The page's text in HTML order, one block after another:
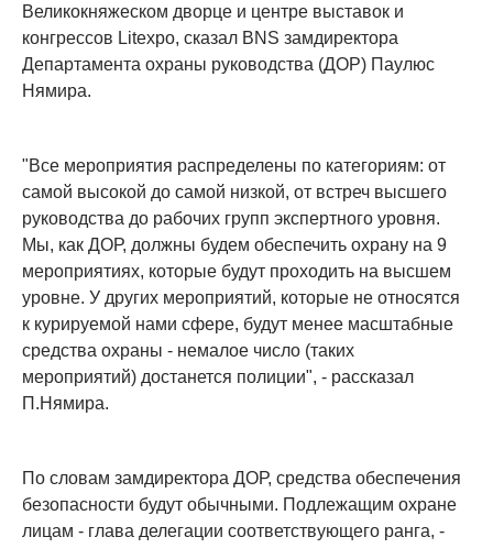
Великокняжеском дворце и центре выставок и
конгрессов Litexpo, сказал BNS замдиректора
Департамента охраны руководства (ДОР) Паулюс
Нямира.
"Все мероприятия распределены по категориям: от
самой высокой до самой низкой, от встреч высшего
руководства до рабочих групп экспертного уровня.
Мы, как ДОР, должны будем обеспечить охрану на 9
мероприятиях, которые будут проходить на высшем
уровне. У других мероприятий, которые не относятся
к курируемой нами сфере, будут менее масштабные
средства охраны - немалое число (таких
мероприятий) достанется полиции", - рассказал
П.Нямира.
По словам замдиректора ДОР, средства обеспечения
безопасности будут обычными. Подлежащим охране
лицам - глава делегации соответствующего ранга, -